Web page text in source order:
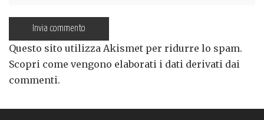
Questo sito utilizza Akismet per ridurre lo spam.
Scopri come vengono elaborati i dati derivati dai
commenti.